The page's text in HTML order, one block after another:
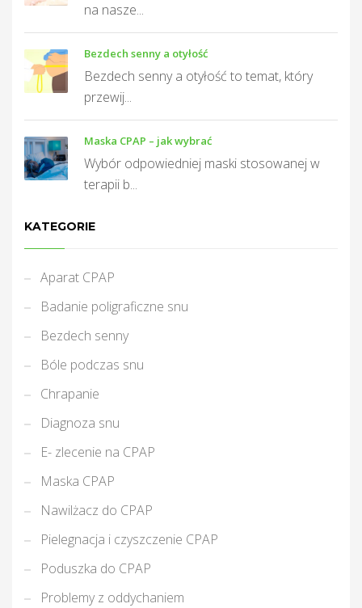
na nasze...
Bezdech senny a otyłość
Bezdech senny a otyłość to temat, który
przewij...
Maska CPAP – jak wybrać
Wybór odpowiedniej maski stosowanej w
terapii b...
KATEGORIE
Aparat CPAP
Badanie poligraficzne snu
Bezdech senny
Bóle podczas snu
Chrapanie
Diagnoza snu
E- zlecenie na CPAP
Maska CPAP
Nawilżacz do CPAP
Pielegnacja i czyszczenie CPAP
Poduszka do CPAP
Problemy z oddychaniem